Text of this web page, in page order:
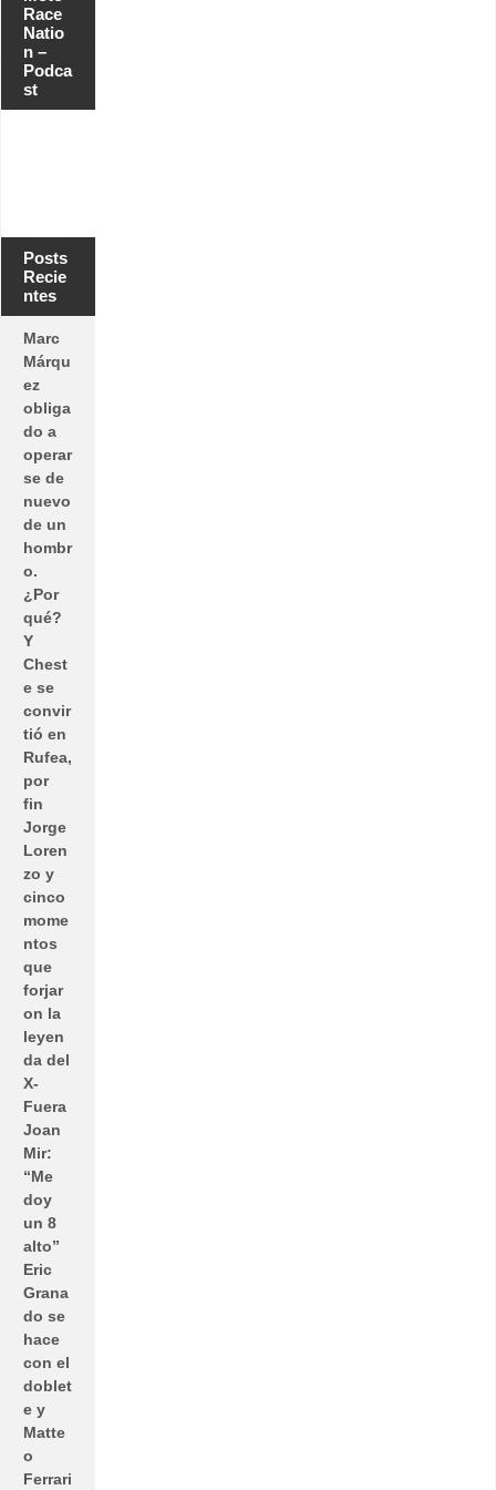
Race
Natio
n –
Podca
st
Posts
Recie
ntes
Marc
Márqu
ez
obliga
do a
operar
se de
nuevo
de un
hombr
o.
¿Por
qué?
Y
Chest
e se
convir
tió en
Rufea,
por
fin
Jorge
Loren
zo y
cinco
mome
ntos
que
forjar
on la
leyen
da del
X-
Fuera
Joan
Mir:
“Me
doy
un 8
alto”
Eric
Grana
do se
hace
con el
doblet
e y
Matte
o
Ferrari